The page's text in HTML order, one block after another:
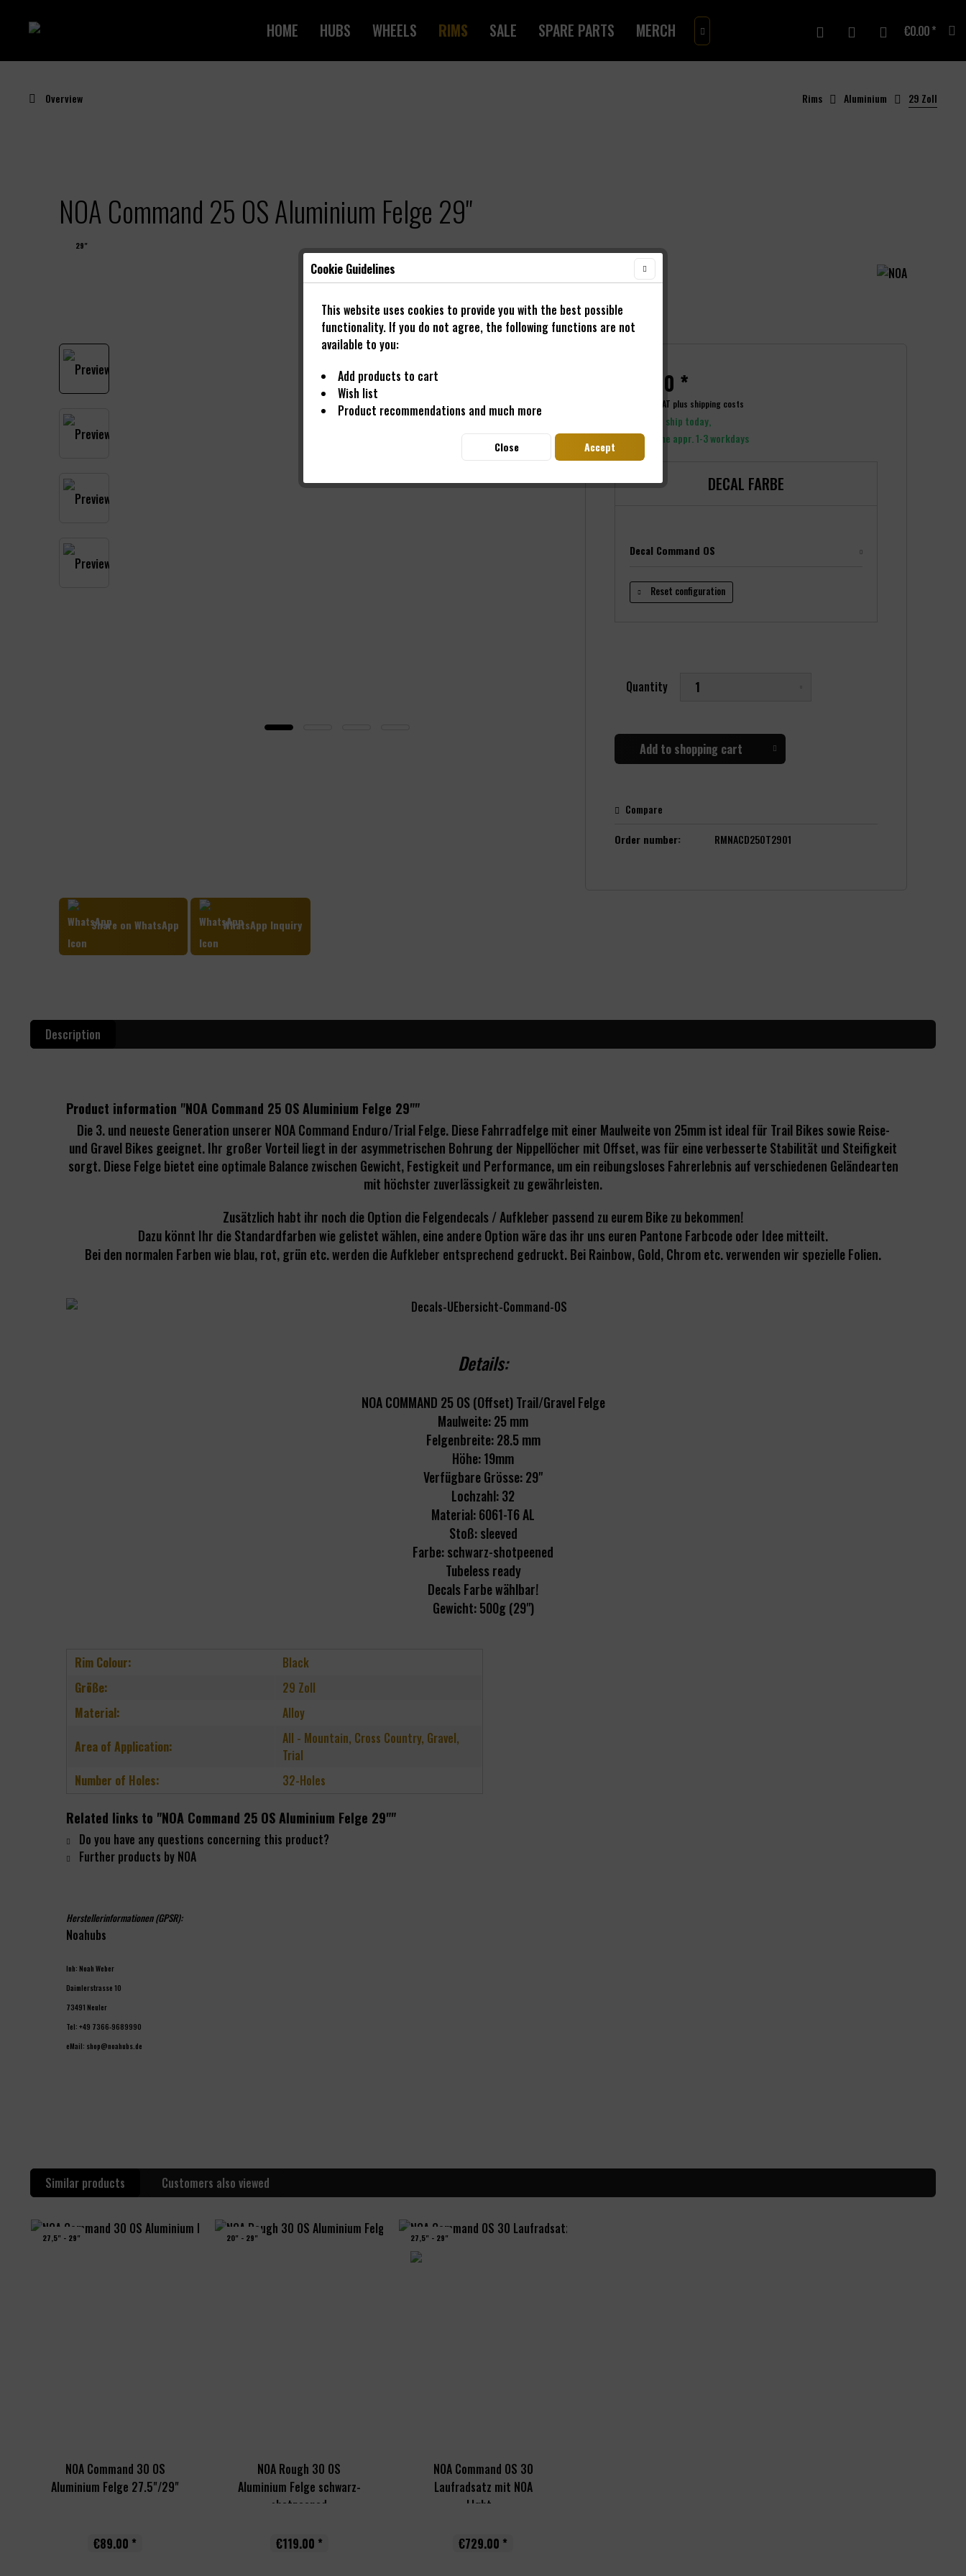
HOME HUBS WHEELS RIMS SALE SPARE PARTS MERCH GIFTCARD
 €0.00 *
Overview Rims Aluminium 29 Zoll
NOA Command 25 OS Aluminium Felge 29"
29"
€89.00 *
Prices incl. VAT plus shipping costs
Ready to ship today,
Delivery time appr. 1-3 workdays
DECAL FARBE
Decal Command OS
Reset configuration
Quantity
Add to shopping cart
Compare
Order number:
RMNACD25OT2901
Share on WhatsApp WhatsApp Inquiry
Description
Product information "NOA Command 25 OS Aluminium Felge 29""
Die 3. und neueste Generation unserer NOA Command Enduro/Trial Felge.Diese Fahrradfelge mit einer Maulweite von 25mm ist ideal für Trail Bikes sowie Reise-
und Gravel Bikes geeignet. Ihr großer Vorteil liegt in der asymmetrischen Bohrung der Nippellöcher mit Offset, was für eine verbesserte Stabilität und Steifigkeit
sorgt. Diese Felge bietet eine optimale Balance zwischen Gewicht, Festigkeit und Performance, um ein reibungsloses Fahrerlebnis auf verschiedenen Geländearten
mit höchster zuverlässigkeit zu gewährleisten.
Zusätzlich habt ihr noch die Option dieFelgendecals/ Aufkleber passend zu eurem Bike zu bekommen!
Dazu könnt Ihr die Standardfarben wie gelistet wählen, eine andere Option wäre das ihr uns euren Pantone Farbcode oder Idee mitteilt.
Bei den normalen Farben wie blau, rot, grün etc. werden die Aufkleber entsprechend gedruckt. Bei Rainbow, Gold, Chrom etc. verwenden wir spezielle Folien.
Details:
NOA COMMAND 25 OS (Offset) Trail/Gravel Felge
Maulweite: 25 mm
Felgenbreite: 28.5 mm
Höhe: 19mm
Verfügbare Grösse: 29"
Lochzahl: 32
Material: 6061-T6 AL
Stoß: sleeved
Farbe: schwarz-shotpeened
Tubeless ready
Decals Farbe wählbar!
Gewicht: 500g (29")
Rim Colour:
Black
Größe:
29 Zoll
Material:
Alloy
Area of Application:
All - Mountain, Cross Country, Gravel,
Trial
Number of Holes:
32-Holes
Related links to "NOA Command 25 OS Aluminium Felge 29""
Do you have any questions concerning this product?
Further products by NOA
Herstellerinformationen (GPSR):
Noahubs
Inh: Noah Weber
Daimlerstrasse 10
73491 Neuler
Tel: +49 7366-9689990
eMail: shop@noahubs.de
Similar products Customers also viewed
27,5" - 29"
NOA Command 30 OS
Aluminium Felge 27.5"/29"
€89.00 *
20" - 29"
NOA Rough 30 OS
Aluminium Felge schwarz-
shotpeened
€119.00 *
27,5" - 29"
NOA Command OS 30
Laufradsatz mit NOA
LIght...
€729.00 *
Cookie Guidelines
This website uses cookies to provide you with the best possible
functionality. If you do not agree, the following functions are not
available to you:
Add products to cart
Wish list
Product recommendations and much more
Accept
Close